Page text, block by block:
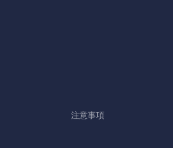
注意事項